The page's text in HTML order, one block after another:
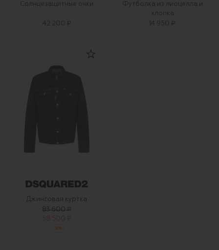
Солнцезащитные очки
42 200 ₽
Футболка из лиоцелла и
хлопка
14 950 ₽
Джинсовая куртка
83 600 ₽
58 500 ₽
%